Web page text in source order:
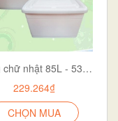
thùng chữ nhật 85L - 5337
229.264₫
CHỌN MUA